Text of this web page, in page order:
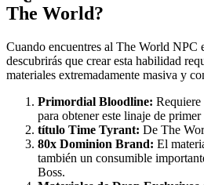
The World?
Cuando encuentres al The World NPC
descubrirás que crear esta habilidad
materiales extremadamente masiva y
Primordial Bloodline:
para obtener este linaje de
título Time Tyrant: De The
80x Dominion Brand: El
también un consumible
Boss.